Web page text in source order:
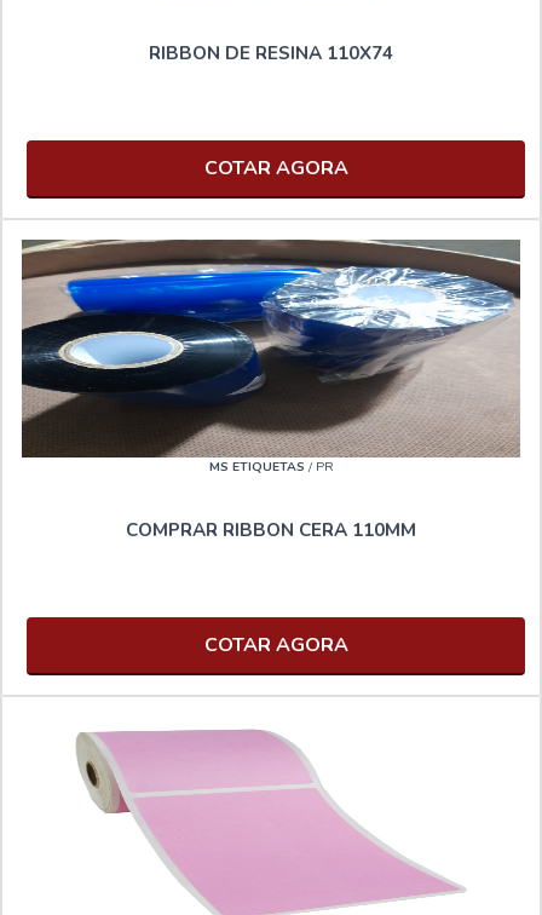
RIBBON DE RESINA 110X74
COTAR AGORA
MS ETIQUETAS / PR
COMPRAR RIBBON CERA 110MM
COTAR AGORA